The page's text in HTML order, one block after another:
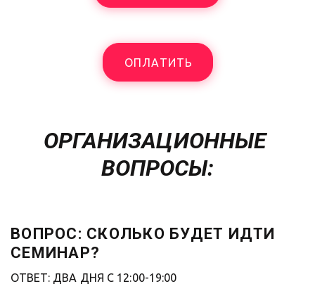
ОПЛАТИТЬ
ОРГАНИЗАЦИОННЫЕ
ВОПРОСЫ:
ВОПРОС: СКОЛЬКО БУДЕТ ИДТИ
СЕМИНАР?
ОТВЕТ: ДВА ДНЯ С 12:00-19:00